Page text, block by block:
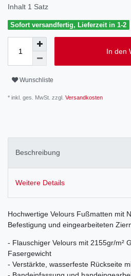
Inhalt 1 Satz
Sofort versandfertig, Lieferzeit in 1-2
In den
Wunschliste
* inkl. ges. MwSt. zzgl. Versandkosten
Beschreibung
Weitere Details
Hochwertige Velours Fußmatten mit
Befestigung und eingearbeiteten
- Flauschiger Velours mit 2155gr/m²
Fasergewicht
- Verstärkte, wasserfeste Rückseite